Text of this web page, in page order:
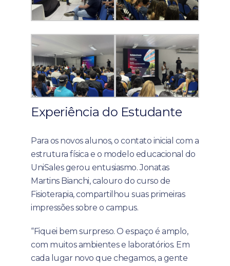
Experiência do Estudante
Para os novos alunos, o contato inicial com a
estrutura física e o modelo educacional do
UniSales gerou entusiasmo. Jonatas
Martins Bianchi, calouro do curso de
Fisioterapia, compartilhou suas primeiras
impressões sobre o campus.
“Fiquei bem surpreso. O espaço é amplo,
com muitos ambientes e laboratórios. Em
cada lugar novo que chegamos, a gente